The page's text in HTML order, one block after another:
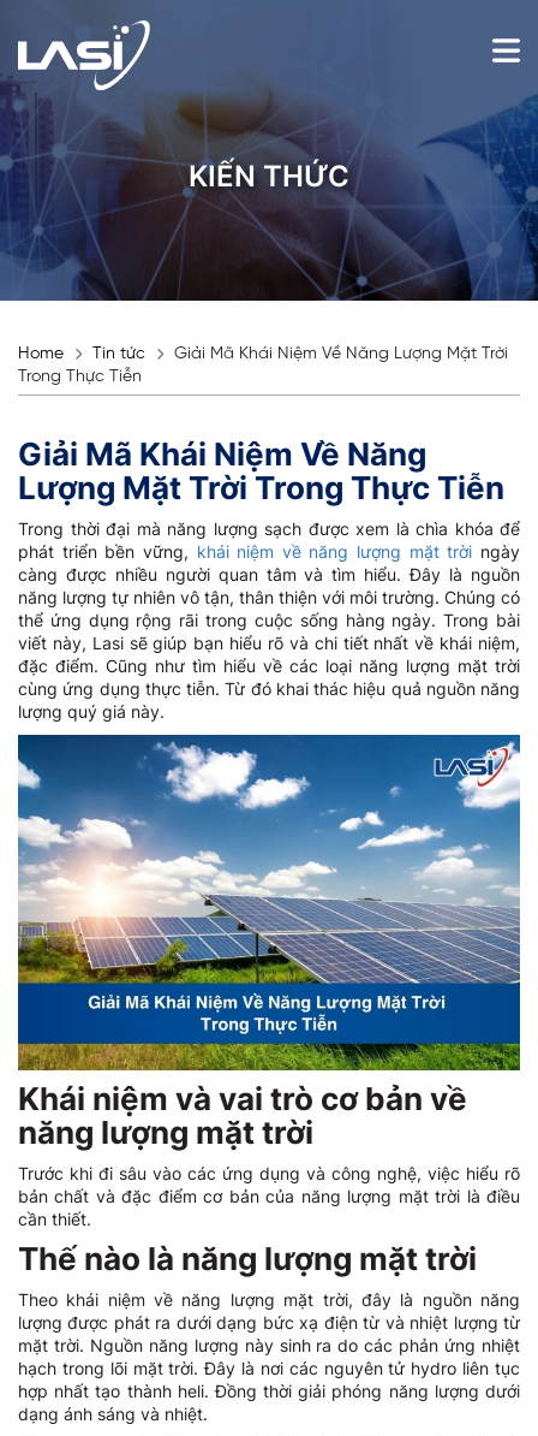
KIẾN THỨC
Home Tin tức
Giải Mã Khái Niệm Về Năng Lượng Mặt Trời
Trong Thực Tiễn
Giải Mã Khái Niệm Về Năng
Lượng Mặt Trời Trong Thực Tiễn
Trong thời đại mà năng lượng sạch được xem là chìa khóa để
phát triển bền vững, khái niệm về năng lượng mặt trời ngày
càng được nhiều người quan tâm và tìm hiểu. Đây là nguồn
năng lượng tự nhiên vô tận, thân thiện với môi trường. Chúng có
thể ứng dụng rộng rãi trong cuộc sống hàng ngày. Trong bài
viết này, Lasi sẽ giúp bạn hiểu rõ và chi tiết nhất về khái niệm,
đặc điểm. Cũng như tìm hiểu về các loại năng lượng mặt trời
cùng ứng dụng thực tiễn. Từ đó khai thác hiệu quả nguồn năng
lượng quý giá này.
Khái niệm và vai trò cơ bản về
năng lượng mặt trời
Trước khi đi sâu vào các ứng dụng và công nghệ, việc hiểu rõ
bản chất và đặc điểm cơ bản của năng lượng mặt trời là điều
cần thiết.
Thế nào là năng lượng mặt trời
Theo khái niệm về năng lượng mặt trời, đây là nguồn năng
lượng được phát ra dưới dạng bức xạ điện từ và nhiệt lượng từ
mặt trời. Nguồn năng lượng này sinh ra do các phản ứng nhiệt
hạch trong lõi mặt trời. Đây là nơi các nguyên tử hydro liên tục
hợp nhất tạo thành heli. Đồng thời giải phóng năng lượng dưới
dạng ánh sáng và nhiệt.